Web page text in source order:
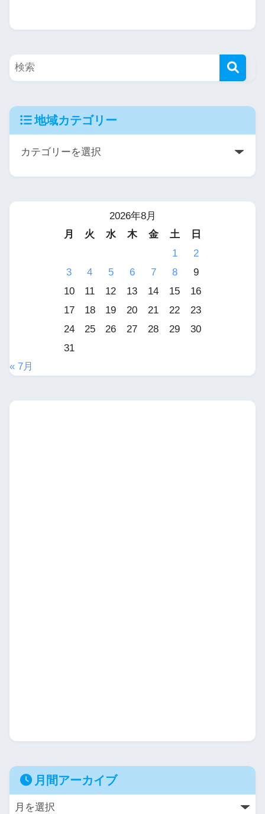
地域カテゴリー
2026年8月
月
火 水 木 金 土
日
1
2
3
4 5 6 7 8
9
10
11 12 13 14 15
16
17
18 19 20 21 22
23
24
25 26 27 28 29
30
31
« 7月
月間アーカイブ